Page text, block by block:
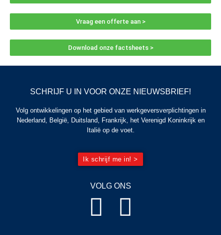
Vraag een offerte aan >
Download onze factsheets >
VOLG ONS
SCHRIJF U IN VOOR ONZE NIEUWSBRIEF!
Volg ontwikkelingen op het gebied van werkgeversverplichtingen in
Nederland, België, Duitsland, Frankrijk, het Verenigd Koninkrijk en
Italië op de voet.
Ik schrijf me in! >